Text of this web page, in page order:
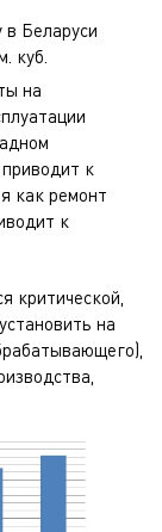
Беларуси
куб.
на
к
как ремонт
к
критической,
на